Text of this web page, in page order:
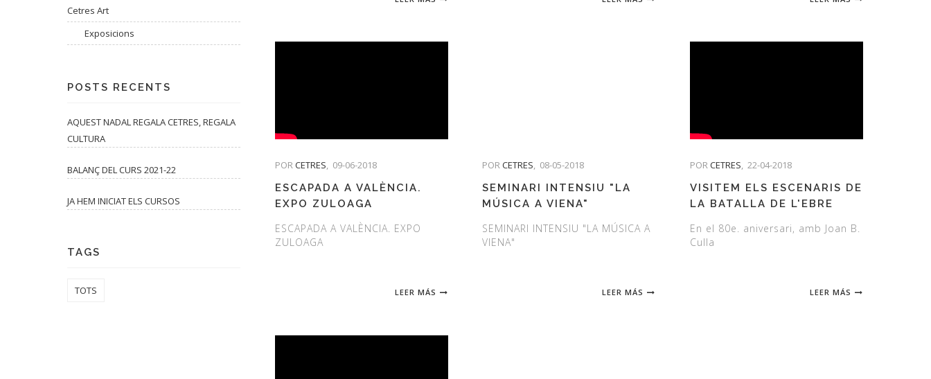
Cetres Art
Exposicions
POSTS RECENTS
AQUEST NADAL REGALA CETRES, REGALA
CULTURA
BALANÇ DEL CURS 2021-22
JA HEM INICIAT ELS CURSOS
TAGS
TOTS
PORCETRES, 09-06-2018
ESCAPADA A VALÈNCIA.
EXPO ZULOAGA
ESCAPADA A VALÈNCIA. EXPO
ZULOAGA
LEER MÁS
PORCETRES, 08-05-2018
SEMINARI INTENSIU "LA
MÚSICA A VIENA"
SEMINARI INTENSIU "LA MÚSICA A
VIENA"
LEER MÁS
PORCETRES, 22-04-2018
VISITEM ELS ESCENARIS DE
LA BATALLA DE L'EBRE
En el 80e. aniversari, amb Joan B.
Culla
LEER MÁS